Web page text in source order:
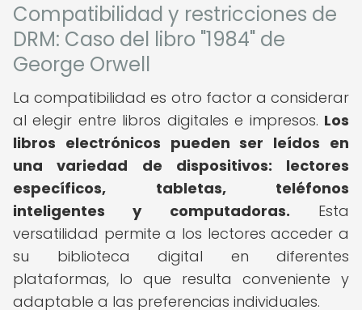
Compatibilidad y restricciones de
DRM: Caso del libro "1984" de
George Orwell
La compatibilidad es otro factor a considerar
al elegir entre libros digitales e impresos. Los
libros electrónicos pueden ser leídos en
una variedad de dispositivos: lectores
específicos, tabletas, teléfonos
inteligentes y computadoras. Esta
versatilidad permite a los lectores acceder a
su biblioteca digital en diferentes
plataformas, lo que resulta conveniente y
adaptable a las preferencias individuales.